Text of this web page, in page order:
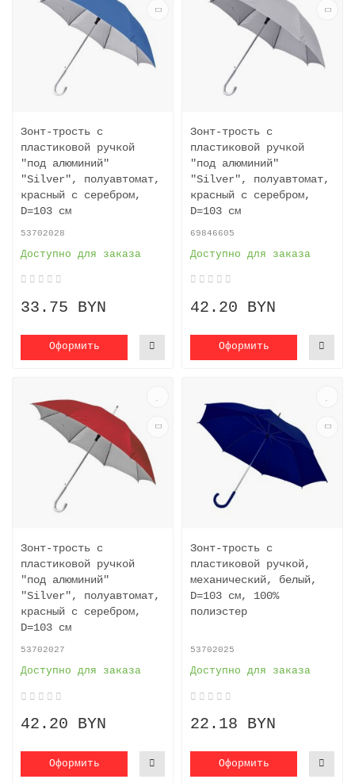
Зонт-трость с
пластиковой ручкой
"под алюминий"
"Silver", полуавтомат,
красный с серебром,
D=103 cм
53702028
Доступно для заказа
33.75 BYN
Оформить
Зонт-трость с
пластиковой ручкой
"под алюминий"
"Silver", полуавтомат,
красный с серебром,
D=103 cм
69846605
Доступно для заказа
42.20 BYN
Оформить
Зонт-трость с
пластиковой ручкой
"под алюминий"
"Silver", полуавтомат,
красный с серебром,
D=103 cм
53702027
Доступно для заказа
42.20 BYN
Оформить
Зонт-трость с
пластиковой ручкой,
механический, белый,
D=103 см, 100%
полиэстер
53702025
Доступно для заказа
22.18 BYN
Оформить